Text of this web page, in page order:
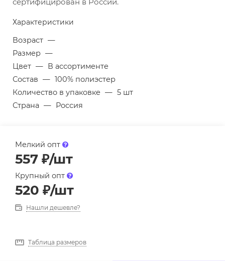
Характеристики
Возраст —
Размер —
Цвет — В ассортименте
Состав — 100% полиэстер
Количество в упаковке — 5 шт
Страна — Россия
Мелкий опт
557 ₽/шт
Крупный опт
520 ₽/шт
Нашли дешевле?
Таблица размеров